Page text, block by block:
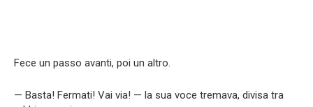
Fece un passo avanti, poi un altro.
— Basta! Fermati! Vai via! — la sua voce tremava, divisa tra